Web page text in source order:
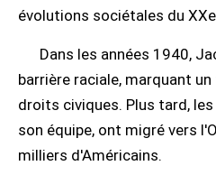
évolutions sociétales du
Dans les années 1940,
barrière raciale, marquant
droits civiques. Plus tard,
son équipe, ont migré vers
milliers d'Américains.